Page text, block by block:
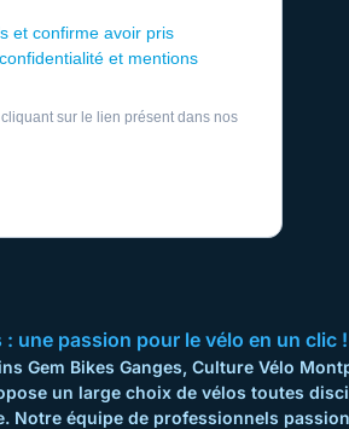
et confirme avoir pris
et mentions
sur le lien présent dans nos
: une passion pour le vélo en un
Gem Bikes Ganges, Culture Vélo
un large choix de vélos toutes
Notre équipe de professionnels